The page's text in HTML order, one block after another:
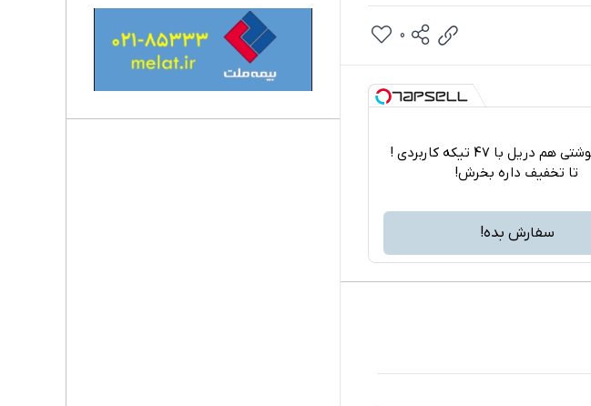
تلگرام
فیسبوک
0
هم پیچ گوشتی هم دریل با 47 تیکه کاربردی !
تا تخفیف داره بخرش!
سفارش بده!